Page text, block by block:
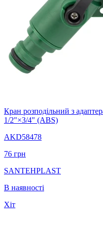
Кран розподільний з
1/2"×3/4" (ABS)
AKD58478
76 грн
SANTEHPLAST
В наявності
Хіт